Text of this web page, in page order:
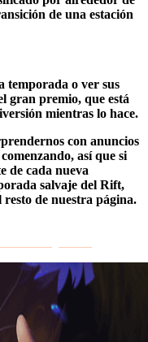
de una estación
temporada o ver sus
gran premio, que está
mientras lo hace.
con anuncios
así que si
de cada nueva
salvaje del Rift,
de nuestra página.